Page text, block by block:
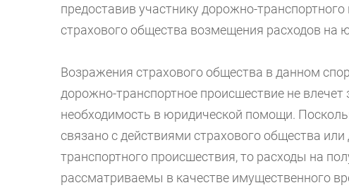
предоставив участнику дорожно-
страхового общества возмещения расходов
Возражения страхового общества в данном
дорожно-транспортное происшествие не влечет
необходимость в юридической помощи.
связано с действиями страхового общества
транспортного происшествия, то расходы на
рассматриваемы в качестве имущественного